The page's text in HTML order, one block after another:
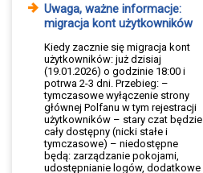
Uwaga, ważne informacje:
migracja kont użytkowników
Kiedy zacznie się migracja kont
użytkowników: już dzisiaj
(19.01.2026) o godzinie 18:00 i
potrwa 2-3 dni. Przebieg: –
tymczasowe wyłączenie strony
głównej Polfanu w tym rejestracji
użytkowników – stary czat będzie
cały dostępny (nicki stałe i
tymczasowe) – niedostępne
będą: zarządzanie pokojami,
udostępnianie logów, dodatkowe